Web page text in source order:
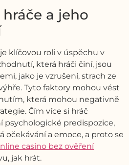
a jeho
klíčovou roli v úspěchu v
která hráči činí, jsou
jako je vzrušení, strach ze
Tyto faktory mohou vést
která mohou negativně
Čím více si hráč
psychologické predispozice,
očekávání a emoce, a proto se
casino bez ověření
jak hrát.